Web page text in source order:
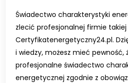
Świadectwo charakterystyki
zlecić profesjonalnej firmie takiej
Certyfikatenergetyczny24.pl.
i wiedzy, możesz mieć pewność,
profesjonalne świadectwo
energetycznej zgodnie z